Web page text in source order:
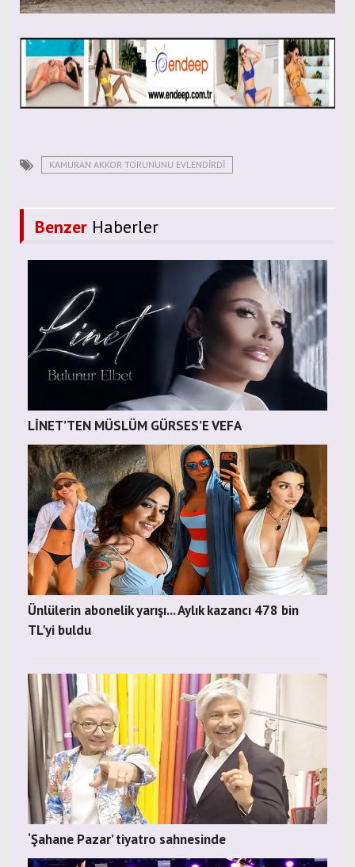
KAMURAN AKKOR TORUNUNU EVLENDIRDI
Benzer Haberler
LİNET’TEN MÜSLÜM GÜRSES’E VEFA
Ünlülerin abonelik yarışı... Aylık kazancı 478 bin
TL'yi buldu
‘Şahane Pazar’ tiyatro sahnesinde